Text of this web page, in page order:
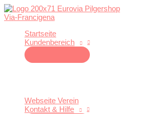
Zum
Inhalt
Startseite
Kundenbereich
Webseite Verein
Kontakt & Hilfe